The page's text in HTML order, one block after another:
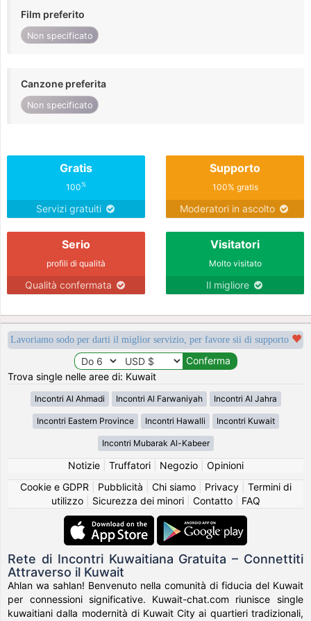
Film preferito
Non specificato
Canzone preferita
Non specificato
Gratis
100%
Servizi gratuiti
Supporto
100% gratis
Moderatori in ascolto
Serio
profili di qualità
Qualità confermata
Visitatori
Molto visitato
Il migliore
Lavoriamo sodo per darti il miglior servizio, per favore sii di supporto
Trova single nelle aree di: Kuwait
Incontri Al Ahmadi Incontri Al Farwaniyah Incontri Al Jahra
Incontri Eastern Province Incontri Hawalli Incontri Kuwait
Incontri Mubarak Al-Kabeer
Notizie| Truffatori| Negozio| Opinioni
Cookie e GDPR
Pubblicità Chi siamo| Privacy| Termini di
utilizzo| Sicurezza dei minori| Contatto| FAQ
Rete di Incontri Kuwaitiana Gratuita – Connettiti
Attraverso il Kuwait
Ahlan wa sahlan! Benvenuto nella comunità di fiducia del Kuwait
per connessioni significative. Kuwait-chat.com riunisce single
kuwaitiani dalla modernità di Kuwait City ai quartieri tradizionali,